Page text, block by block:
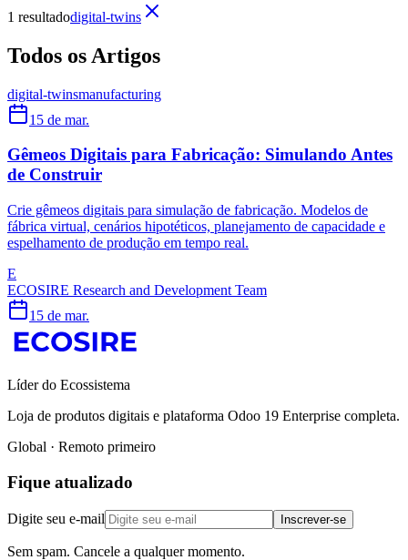
1 resultadodigital-twins
Todos os Artigos
digital-twinsmanufacturing
15 de mar.
Gêmeos Digitais para Fabricação: Simulando Antes
de Construir
Crie gêmeos digitais para simulação de fabricação. Modelos de
fábrica virtual, cenários hipotéticos, planejamento de capacidade e
espelhamento de produção em tempo real.
E
ECOSIRE Research and Development Team
15 de mar.
Líder do Ecossistema
Loja de produtos digitais e plataforma Odoo 19 Enterprise completa.
Global · Remoto primeiro
Fique atualizado
Digite seu e-mail Inscrever-se
Sem spam. Cancele a qualquer momento.